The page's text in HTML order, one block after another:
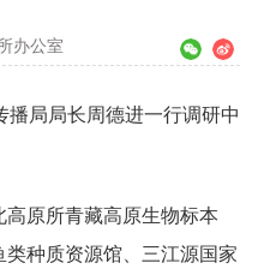
办公室
局局长周德进一行调研中
原所青藏高原生物标本
种质资源馆、三江源国家